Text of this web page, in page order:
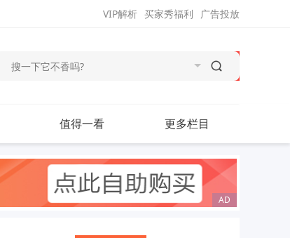
广告投放
买家秀福利
VIP解析
值得一看 更多栏目